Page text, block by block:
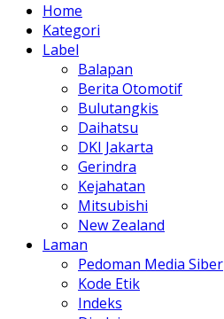
Home
Kategori
Label
Balapan
Berita Otomotif
Bulutangkis
Daihatsu
DKI Jakarta
Gerindra
Kejahatan
Mitsubishi
New Zealand
Laman
Pedoman Media Siber
Kode Etik
Indeks